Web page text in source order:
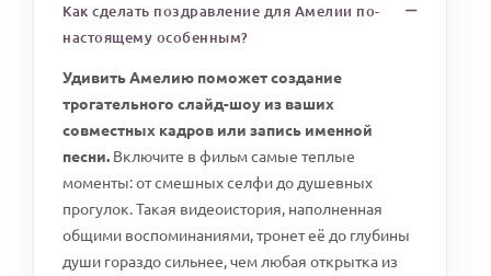
Как сделать поздравление для Амелии по-
настоящему особенным?
Удивить Амелию поможет создание
трогательного слайд-шоу из ваших
совместных кадров или запись именной
песни. Включите в фильм самые теплые
моменты: от смешных селфи до душевных
прогулок. Такая видеоистория, наполненная
общими воспоминаниями, тронет её до глубины
души гораздо сильнее, чем любая открытка из